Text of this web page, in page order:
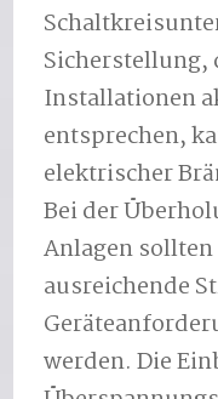
Sicherstellung,
Installationen
entsprechen,
elektrischer
Bei der
Anlagen
ausreichende
werden. Die